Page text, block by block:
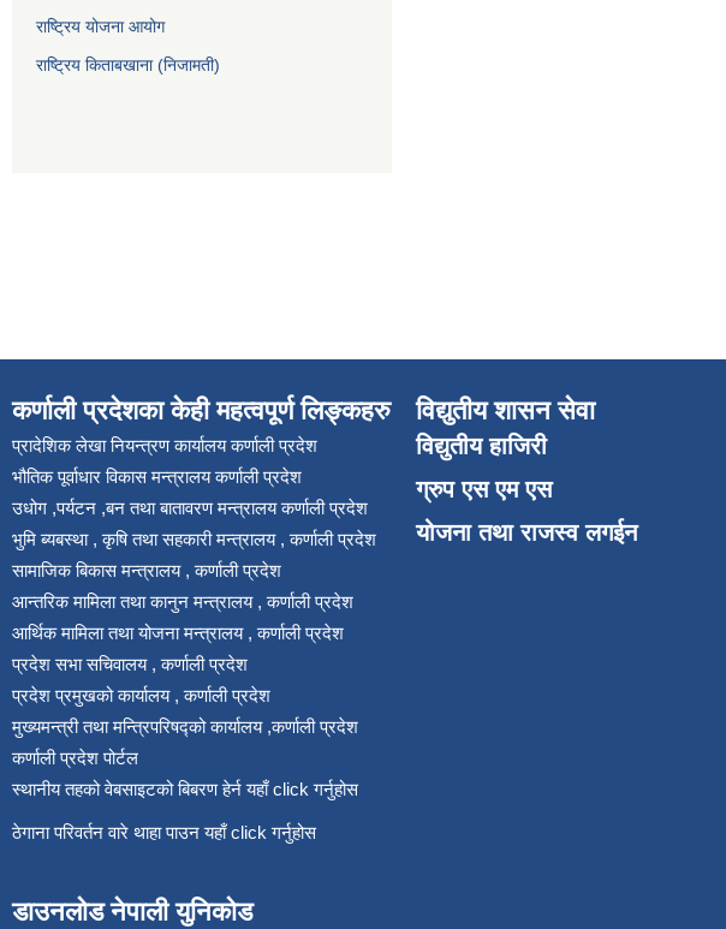
राष्ट्रिय योजना आयोग
राष्ट्रिय किताबखाना (निजामती)
कर्णाली प्रदेशका केही महत्वपूर्ण लिङ्कहरु
प्रादेशिक लेखा नियन्त्रण कार्यालय कर्णाली प्रदेश
भौतिक पूर्वाधार विकास मन्त्रालय कर्णाली प्रदेश
उधोग ,पर्यटन ,बन तथा बातावरण मन्त्रालय कर्णाली प्रदेश
भुमि ब्यबस्था , कृषि तथा सहकारी मन्त्रालय , कर्णाली प्रदेश
सामाजिक बिकास मन्त्रालय , कर्णाली प्रदेश
आन्तरिक मामिला तथा कानुन मन्त्रालय , कर्णाली प्रदेश
आर्थिक मामिला तथा योजना मन्त्रालय , कर्णाली प्रदेश
प्रदेश सभा सचिवालय , कर्णाली प्रदेश
प्रदेश प्रमुखको कार्यालय , कर्णाली प्रदेश
मुख्यमन्त्री तथा मन्त्रिपरिषद्को कार्यालय ,कर्णाली प्रदेश
कर्णाली प्रदेश पोर्टल
स्थानीय तहको वेबसाइटको बिबरण हेर्न यहाँ click गर्नुहोस
ठेगाना परिवर्तन वारे थाहा पाउन यहाँ click गर्नुहोस
डाउनलोड नेपाली युनिकोड
विद्युतीय शासन सेवा
विद्युतीय हाजिरी
ग्रुप एस एम एस
योजना तथा राजस्व लगईन